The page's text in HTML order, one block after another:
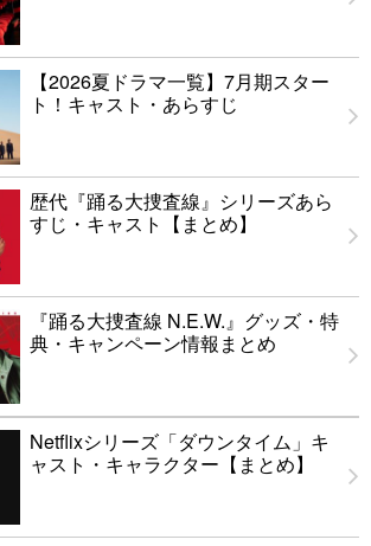
【2026夏ドラマ一覧】7月期スター
ト！キャスト・あらすじ
歴代『踊る大捜査線』シリーズあら
すじ・キャスト【まとめ】
『踊る大捜査線 N.E.W.』グッズ・特
典・キャンペーン情報まとめ
Netflixシリーズ「ダウンタイム」キ
ャスト・キャラクター【まとめ】